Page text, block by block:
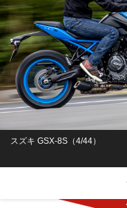
スズキ GSX-8S（4/44）